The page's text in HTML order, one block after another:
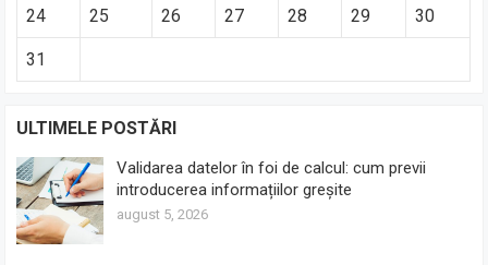
24 25 26 27 28 29 30
31
ULTIMELE POSTĂRI
Validarea datelor în foi de calcul: cum previi
introducerea informațiilor greșite
august 5, 2026